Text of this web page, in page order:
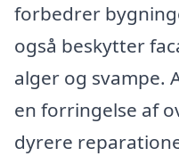
forbedrer
også beskytter
alger og svampe.
en forringelse af
dyrere